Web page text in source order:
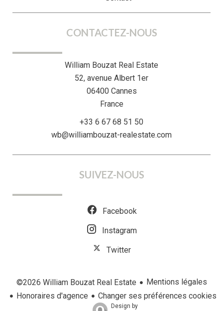
CONTACTEZ-NOUS
William Bouzat Real Estate
52, avenue Albert 1er
06400Cannes
France
+33 6 67 68 51 50
wb@williambouzat-realestate.com
SUIVEZ-NOUS
Facebook
Instagram
Twitter
©2026 William Bouzat Real Estate
Mentions légales
Honoraires d'agence
Changer ses préférences cookies
Design by